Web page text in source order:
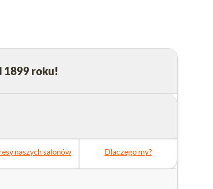
1899 roku!
naszych salonów Dlaczego my?